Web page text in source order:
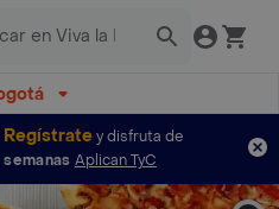
Regístratey disfruta de
Aplican TyC